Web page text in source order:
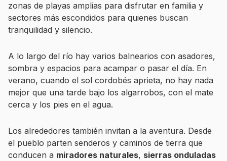
zonas de playas amplias para disfrutar en familia y
sectores más escondidos para quienes buscan
tranquilidad y silencio.
A lo largo del río hay varios balnearios con asadores,
sombra y espacios para acampar o pasar el día. En
verano, cuando el sol cordobés aprieta, no hay nada
mejor que una tarde bajo los algarrobos, con el mate
cerca y los pies en el agua.
Los alrededores también invitan a la aventura. Desde
el pueblo parten senderos y caminos de tierra que
conducen a miradores naturales, sierras onduladas